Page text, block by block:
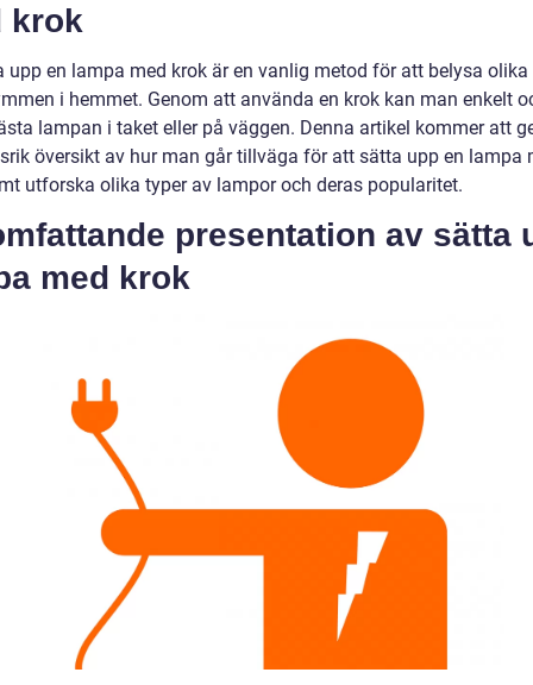
krok
upp en lampa med krok är en vanlig metod för att belysa olika
i hemmet. Genom att använda en krok kan man enkelt
lampan i taket eller på väggen. Denna artikel kommer att
översikt av hur man går tillväga för att sätta upp en lampa
utforska olika typer av lampor och deras popularitet.
presentation av sätta
med krok